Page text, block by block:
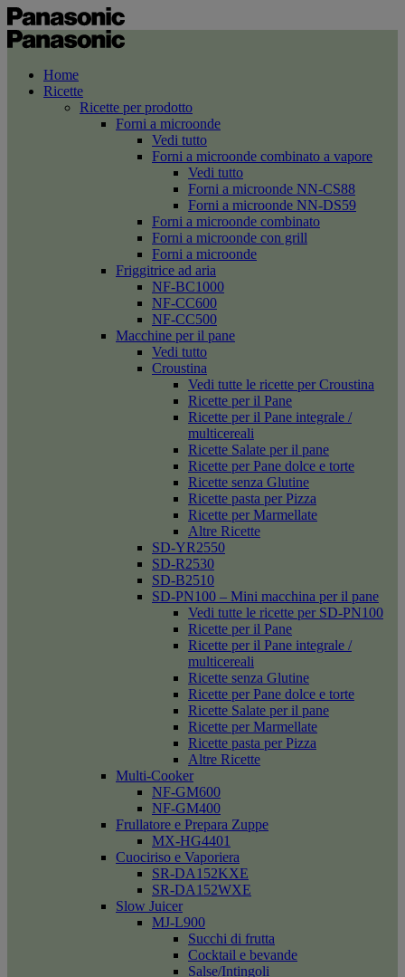
Home
Ricette
Ricette per prodotto
Forni a microonde
Vedi tutto
Forni a microonde combinato a vapore
Vedi tutto
Forni a microonde NN-CS88
Forni a microonde NN-DS59
Forni a microonde combinato
Forni a microonde con grill
Forni a microonde
Friggitrice ad aria
NF-BC1000
NF-CC600
NF-CC500
Macchine per il pane
Vedi tutto
Croustina
Vedi tutte le ricette per Croustina
Ricette per il Pane
Ricette per il Pane integrale /
multicereali
Ricette Salate per il pane
Ricette per Pane dolce e torte
Ricette senza Glutine
Ricette pasta per Pizza
Ricette per Marmellate
Altre Ricette
SD-YR2550
SD-R2530
SD-B2510
SD-PN100 – Mini macchina per il pane
Vedi tutte le ricette per SD-PN100
Ricette per il Pane
Ricette per il Pane integrale /
multicereali
Ricette senza Glutine
Ricette per Pane dolce e torte
Ricette Salate per il pane
Ricette per Marmellate
Ricette pasta per Pizza
Altre Ricette
Multi-Cooker
NF-GM600
NF-GM400
Frullatore e Prepara Zuppe
MX-HG4401
Cuociriso e Vaporiera
SR-DA152KXE
SR-DA152WXE
Slow Juicer
MJ-L900
Succhi di frutta
Cocktail e bevande
Salse/Intingoli